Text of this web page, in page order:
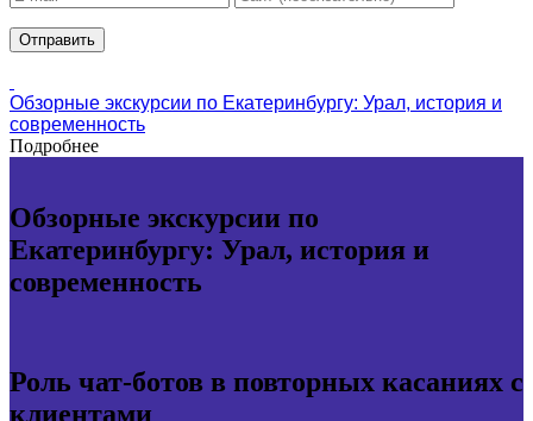
Обзорные экскурсии по Екатеринбургу: Урал, история и
современность
Подробнее
Обзорные экскурсии по
Екатеринбургу: Урал, история и
современность
Роль чат-ботов в повторных касаниях с
клиентами